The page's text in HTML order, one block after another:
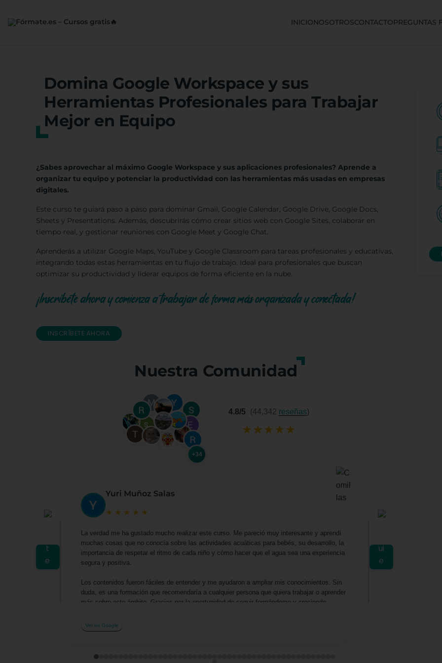
INICIONOSOTROSCONTACTOPREGUNTAS
Domina Google Workspace y sus
Herramientas Profesionales para Trabajar
Mejor en Equipo
¿Sabes aprovechar al máximo Google Workspace y sus aplicaciones profesionales? Aprende a
organizar tu equipo y potenciar la productividad con las herramientas más usadas en empresas
digitales.
Este curso te guiará paso a paso para dominar Gmail, Google Calendar, Google Drive, Google Docs,
Sheets y Presentations. Además, descubrirás cómo crear sitios web con Google Sites, colaborar en
tiempo real, y gestionar reuniones con Google Meet y Google Chat.
Aprenderás a utilizar Google Maps, YouTube y Google Classroom para tareas profesionales y educativas,
integrando todas estas herramientas en tu flujo de trabajo. Ideal para profesionales que buscan
optimizar su productividad y liderar equipos de forma eficiente en la nube.
¡Inscríbete ahora y comienza a trabajar de forma más organizada y conectada!
INSCRÍBETE AHORA
Nuestra Comunidad
+34
4.8/5 (44,342 reseñas)
★★★★★
Yuri Muñoz Salas
★ ★ ★ ★ ★
La verdad me ha gustado mucho realizar este curso. Me pareció muy interesante y aprendí
muchas cosas que no conocía sobre las actividades acuáticas para bebés, su desarrollo, la
importancia de respetar el ritmo de cada niño y cómo hacer que el agua sea una experiencia
segura y positiva.
Los contenidos fueron fáciles de entender y me ayudaron a ampliar mis conocimientos. Sin
duda, es una formación que recomendaría a cualquier persona que quiera trabajar o aprender
más sobre este ámbito. Gracias por la oportunidad de seguir formándome y creciendo
Ver en Google
lo amé, aprendí y
planeta y como